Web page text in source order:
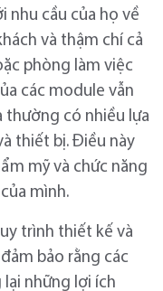
nhu cầu của họ về
và thậm chí cả
phòng làm việc
các module vẫn
thường có nhiều lựa
thiết bị. Điều này
mỹ và chức năng
mình.
trình thiết kế và
bảo rằng các
những lợi ích